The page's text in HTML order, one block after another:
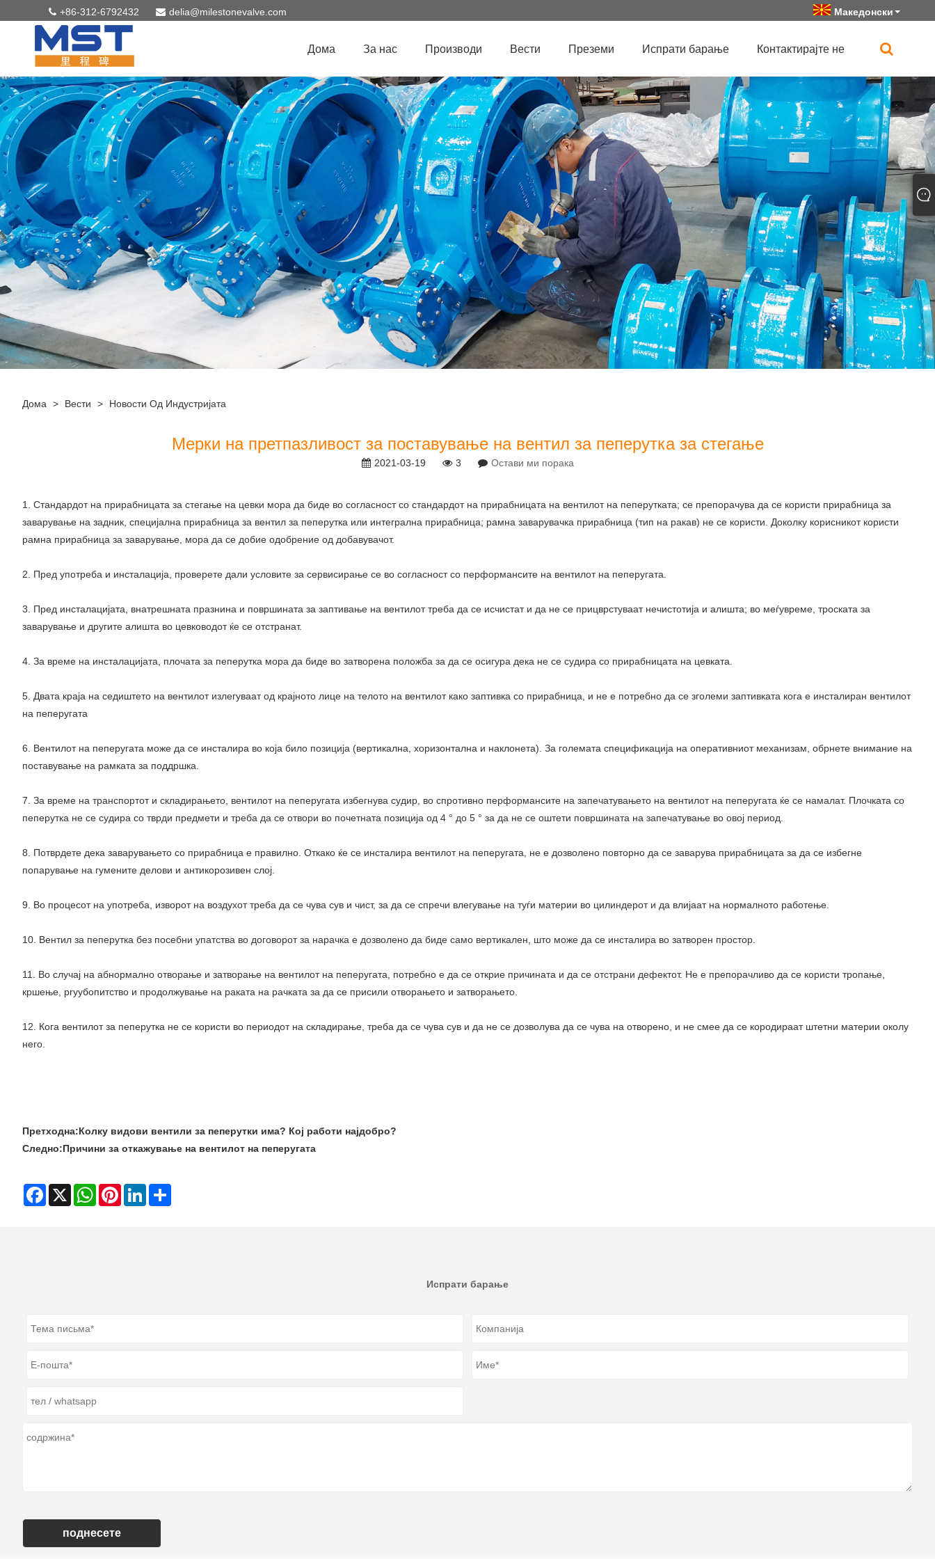
+86-312-6792432 delia@milestonevalve.com Македонски
Дома За нас Производи Вести Преземи Испрати барање Контактирајте не
Дома > Вести > Новости Од Индустријата
Мерки на претпазливост за поставување на вентил за пеперутка за стегање
2021-03-19 3 Остави ми порака
1. Стандардот на прирабницата за стегање на цевки мора да биде во согласност со стандардот на прирабницата на вентилот на пеперутката; се препорачува да се користи прирабница за
заварување на задник, специјална прирабница за вентил за пеперутка или интегрална прирабница; рамна заварувачка прирабница (тип на ракав) не се користи. Доколку корисникот користи
рамна прирабница за заварување, мора да се добие одобрение од добавувачот.
2. Пред употреба и инсталација, проверете дали условите за сервисирање се во согласност со перформансите на вентилот на пеперугата.
3. Пред инсталацијата, внатрешната празнина и површината за заптивање на вентилот треба да се исчистат и да не се прицврстуваат нечистотија и алишта; во меѓувреме, троската за
заварување и другите алишта во цевководот ќе се отстранат.
4. За време на инсталацијата, плочата за пеперутка мора да биде во затворена положба за да се осигура дека не се судира со прирабницата на цевката.
5. Двата краја на седиштето на вентилот излегуваат од крајното лице на телото на вентилот како заптивка со прирабница, и не е потребно да се зголеми заптивката кога е инсталиран вентилот
на пеперугата
6. Вентилот на пеперугата може да се инсталира во која било позиција (вертикална, хоризонтална и наклонета). За големата спецификација на оперативниот механизам, обрнете внимание на
поставување на рамката за поддршка.
7. За време на транспортот и складирањето, вентилот на пеперугата избегнува судир, во спротивно перформансите на запечатувањето на вентилот на пеперугата ќе се намалат. Плочката со
пеперутка не се судира со тврди предмети и треба да се отвори во почетната позиција од 4 ° до 5 ° за да не се оштети површината на запечатување во овој период.
8. Потврдете дека заварувањето со прирабница е правилно. Откако ќе се инсталира вентилот на пеперугата, не е дозволено повторно да се заварува прирабницата за да се избегне
попарување на гумените делови и антикорозивен слој.
9. Во процесот на употреба, изворот на воздухот треба да се чува сув и чист, за да се спречи влегување на туѓи материи во цилиндерот и да влијаат на нормалното работење.
10. Вентил за пеперутка без посебни упатства во договорот за нарачка е дозволено да биде само вертикален, што може да се инсталира во затворен простор.
11. Во случај на абнормално отворање и затворање на вентилот на пеперугата, потребно е да се открие причината и да се отстрани дефектот. Не е препорачливо да се користи тропање,
кршење, pryубопитство и продолжување на раката на рачката за да се присили отворањето и затворањето.
12. Кога вентилот за пеперутка не се користи во периодот на складирање, треба да се чува сув и да не се дозволува да се чува на отворено, и не смее да се кородираат штетни материи околу
него.
Претходна:Колку видови вентили за пеперутки има? Кој работи најдобро?
Следно:Причини за откажување на вентилот на пеперугата
Facebook
X WhatsAppPinterestLinkedIn
Испрати барање
поднесете